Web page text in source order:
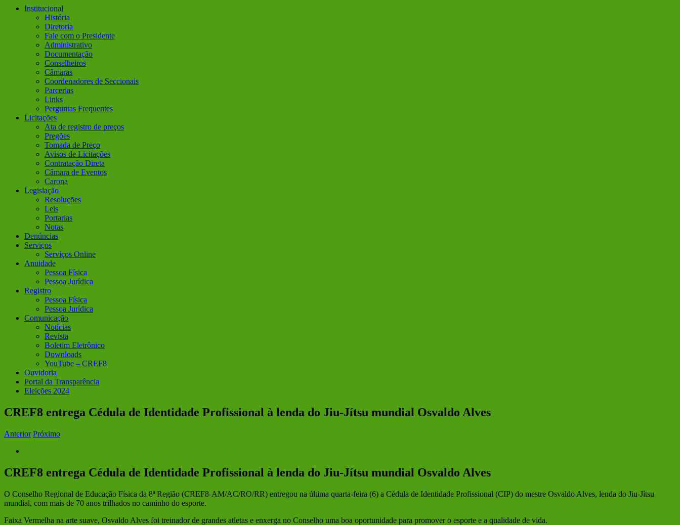
Institucional
História
Diretoria
Fale com o Presidente
Administrativo
Documentação
Conselheiros
Câmaras
Coordenadores de Seccionais
Parcerias
Links
Perguntas Frequentes
Licitações
Ata de registro de preços
Pregões
Tomada de Preço
Avisos de Licitações
Contratação Direta
Câmara de Eventos
Carona
Legislação
Resoluções
Leis
Portarias
Notas
Denúncias
Serviços
Serviços Online
Anuidade
Pessoa Física
Pessoa Jurídica
Registro
Pessoa Física
Pessoa Jurídica
Comunicação
Notícias
Revista
Boletim Eletrônico
Downloads
YouTube – CREF8
Ouvidoria
Portal da Transparência
Eleições 2024
CREF8 entrega Cédula de Identidade Profissional à lenda do Jiu-Jítsu mundial Osvaldo Alves
Anterior Próximo
Image
CREF8 entrega Cédula de Identidade Profissional à lenda do Jiu-Jítsu mundial Osvaldo Alves
O Conselho Regional de Educação Física da 8ª Região (CREF8-AM/AC/RO/RR) entregou na última quarta-feira (6) a Cédula de Identidade Profissional (CIP) do mestre Osvaldo Alves, lenda do Jiu-Jítsu
mundial, com mais de 70 anos trilhados no caminho do esporte.
Faixa Vermelha na arte suave, Osvaldo Alves foi treinador de grandes atletas e enxerga no Conselho uma boa oportunidade para promover o esporte e a qualidade de vida.